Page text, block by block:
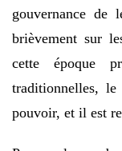
gouvernance de
brièvement sur
cette époque
traditionnelles,
pouvoir, et il est